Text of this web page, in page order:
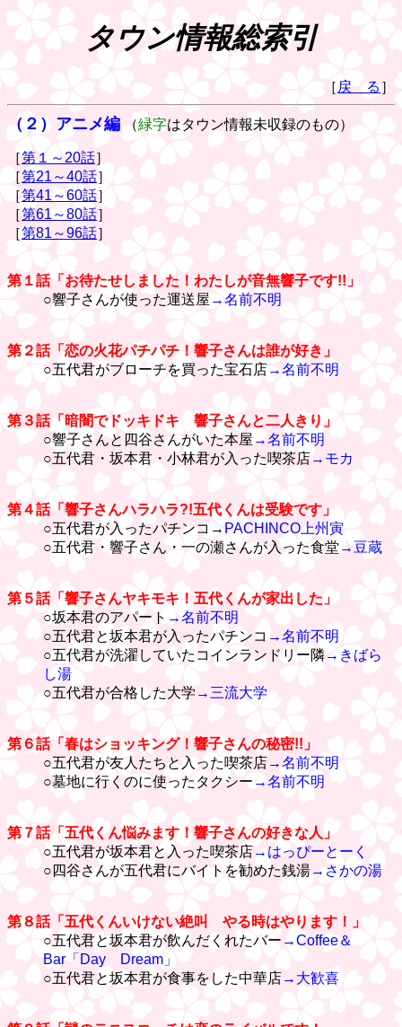
タウン情報総索引
［ 戻 る ］
（２）アニメ編 （緑字はタウン情報未収録のもの）
［第１～20話］
［第21～40話］
［第41～60話］
［第61～80話］
［第81～96話］
第１話「お待たせしました！わたしが音無響子です!!」
○響子さんが使った運送屋 →名前不明
第２話「恋の火花パチパチ！響子さんは誰が好き」
○五代君がブローチを買った宝石店→名前不明
第３話「暗闇でドッキドキ 響子さんと二人きり」
○響子さんと四谷さんがいた本屋 →名前不明
○五代君・坂本君・小林君が入った喫茶店→モカ
第４話「響子さんハラハラ?!五代くんは受験です」
○五代君が入ったパチンコ→ PACHINCO上州寅
○五代君・響子さん・一の瀬さんが入った食堂 →豆蔵
第５話「響子さんヤキモキ！五代くんが家出した」
○坂本君のアパート →名前不明
○五代君と坂本君が入ったパチンコ →名前不明
○五代君が洗濯していたコインランドリー隣→きばら
し湯
○五代君が合格した大学 →三流大学
第６話「春はショッキング！響子さんの秘密!!」
○五代君が友人たちと入った喫茶店→名前不明
○墓地に行くのに使ったタクシー →名前不明
第７話「五代くん悩みます！響子さんの好きな人」
○五代君が坂本君と入った喫茶店→はっぴーとーく
○四谷さんが五代君にバイトを勧めた銭湯→さかの湯
第８話「五代くんいけない絶叫 やる時はやります！」
○五代君と坂本君が飲んだくれたバー →Coffee＆
Bar「Day Dream」
○五代君と坂本君が食事をした中華店→大歓喜